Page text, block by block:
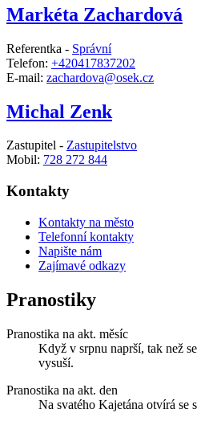
Markéta Zachardová
Referentka - Správní
Telefon: +420417837202
E-mail: zachardova@osek.cz
Michal Zenk
Zastupitel - Zastupitelstvo
Mobil: 728 272 844
Kontakty
Kontakty na město
Telefonní kontakty
Napište nám
Zajímavé odkazy
Pranostiky
Pranostika na akt. měsíc
Když v srpnu naprší, tak než
vysuší.
Pranostika na akt. den
Na svatého Kajetána otvírá se